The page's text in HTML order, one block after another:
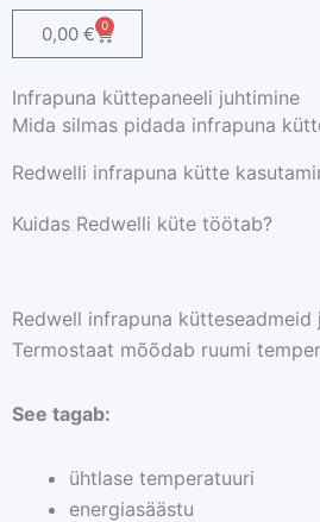
0,00 € 0
Cart
Infrapuna küttepaneeli juhtimine
Mida silmas pidada infrapuna
Redwelli infrapuna kütte
Kuidas Redwelli küte töötab?
Redwell infrapuna
Termostaat mõõdab ruumi
See tagab:
ühtlase temperatuuri
energiasäästu